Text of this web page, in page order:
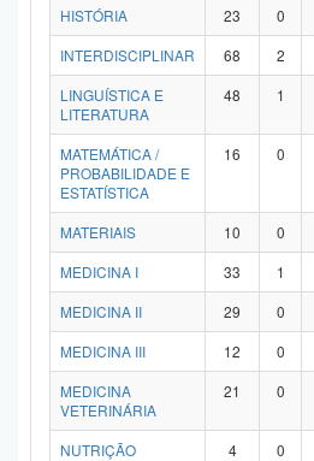
HISTÓRIA
23 0
INTERDISCIPLINAR
68 2
LINGUÍSTICA E
LITERATURA
48 1
MATEMÁTICA /
PROBABILIDADE E
ESTATÍSTICA
16 0
MATERIAIS 10 0
MEDICINA I
33 1
MEDICINA II
29 0
MEDICINA III
12 0
MEDICINA
VETERINÁRIA
21 0
NUTRIÇÃO 4 0